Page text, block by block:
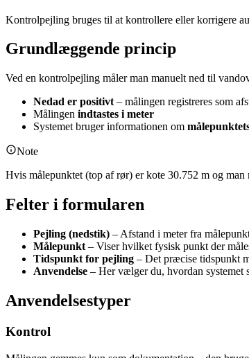
Kontrolpejling bruges til at kontrollere eller korrigere
Grundlæggende princip
Ved en kontrolpejling måler man manuelt ned til
Nedad er positivt – målingen registreres som
Målingen indtastes i meter
Systemet bruger informationen om
Note
Hvis målepunktet (top af rør) er kote 30.752 m og
Felter i formularen
Pejling (nedstik) – Afstand i meter fra
Målepunkt – Viser hvilket fysisk punkt der
Tidspunkt for pejling – Det præcise tidspunkt
Anvendelse – Her vælger du, hvordan systemet
Anvendelsestyper
Kontrol